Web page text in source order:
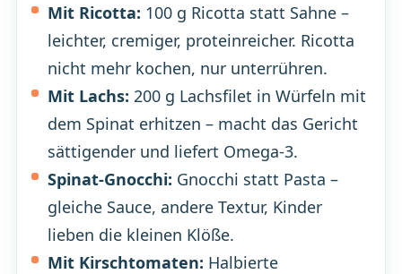
Mit Ricotta: 100 g Ricotta statt Sahne –
leichter, cremiger, proteinreicher. Ricotta
nicht mehr kochen, nur unterrühren.
Mit Lachs: 200 g Lachsfilet in Würfeln mit
dem Spinat erhitzen – macht das Gericht
sättigender und liefert Omega-3.
Spinat-Gnocchi: Gnocchi statt Pasta –
gleiche Sauce, andere Textur, Kinder
lieben die kleinen Klöße.
Mit Kirschtomaten: Halbierte